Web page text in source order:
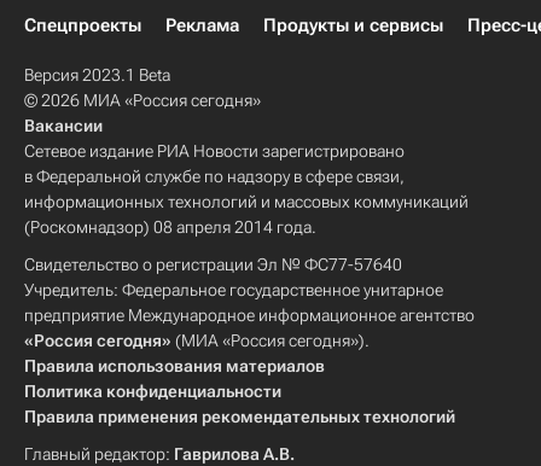
Спецпроекты
Реклама Продукты и сервисы Пресс-
Версия 2023.1 Beta
© 2026 МИА «Россия сегодня»
Вакансии
Сетевое издание РИА Новости зарегистрировано
в Федеральной службе по надзору в сфере связи,
информационных технологий и массовых коммуникаций
(Роскомнадзор) 08 апреля 2014 года.
Свидетельство о регистрации Эл № ФС77-57640
Учредитель: Федеральное государственное унитарное
предприятие Международное информационное агентство
«Россия сегодня» (МИА «Россия сегодня»).
Правила использования материалов
Политика конфиденциальности
Правила применения рекомендательных технологий
Главный редактор: Гаврилова А.В.